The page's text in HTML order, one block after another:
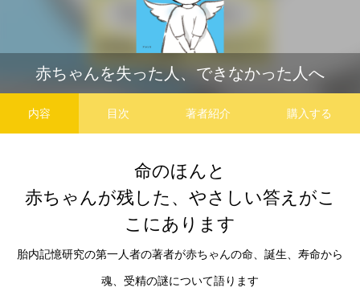
新書 人文・エッセイ ノンフィク
赤ちゃんを失った人、できなかった人へ
内容 目次 著者紹介 購入する
命のほんと
赤ちゃんが残した、やさしい答えがこ
こにあります
胎内記憶研究の第一人者の著者が赤ちゃんの命、誕生、寿命から
魂、受精の謎について語ります